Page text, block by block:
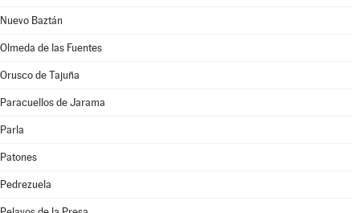
Nuevo Baztán
Olmeda de las Fuentes
Orusco de Tajuña
Paracuellos de Jarama
Parla
Patones
Pedrezuela